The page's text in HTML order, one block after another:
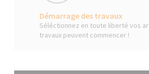
Démarrage des travaux
Séléctionnez en toute liberté vos
travaux peuvent commencer !